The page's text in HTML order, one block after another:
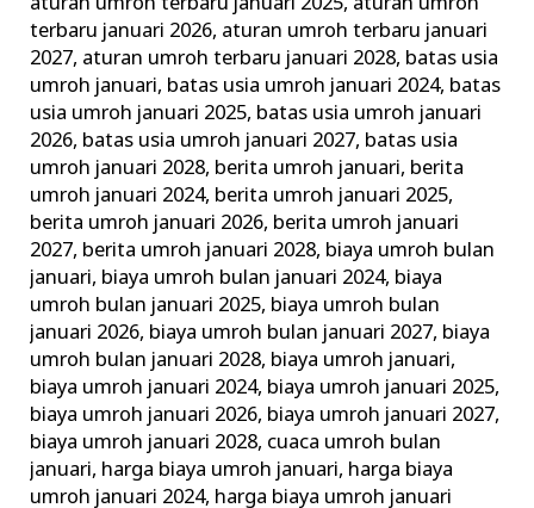
terbaru januari 2026, aturan umroh terbaru januari
2027, aturan umroh terbaru januari 2028, batas usia
umroh januari, batas usia umroh januari 2024, batas
usia umroh januari 2025, batas usia umroh januari
2026, batas usia umroh januari 2027, batas usia
umroh januari 2028, berita umroh januari, berita
umroh januari 2024, berita umroh januari 2025,
berita umroh januari 2026, berita umroh januari
2027, berita umroh januari 2028, biaya umroh bulan
januari, biaya umroh bulan januari 2024, biaya
umroh bulan januari 2025, biaya umroh bulan
januari 2026, biaya umroh bulan januari 2027, biaya
umroh bulan januari 2028, biaya umroh januari,
biaya umroh januari 2024, biaya umroh januari 2025,
biaya umroh januari 2026, biaya umroh januari 2027,
biaya umroh januari 2028, cuaca umroh bulan
januari, harga biaya umroh januari, harga biaya
umroh januari 2024, harga biaya umroh januari